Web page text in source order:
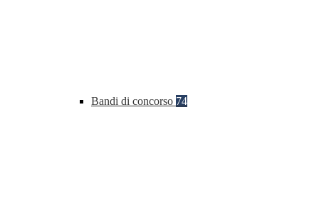
Bandi di concorso 74